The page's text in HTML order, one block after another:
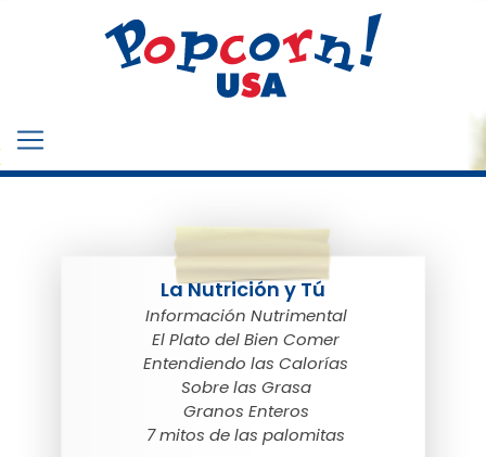
La Nutrición y Tú
Información Nutrimental
El Plato del Bien Comer
Entendiendo las Calorías
Sobre las Grasa
Granos Enteros
7 mitos de las palomitas